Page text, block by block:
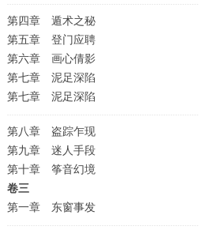
第四章 遁术之秘
第五章 登门应聘
第六章 画心倩影
第七章 泥足深陷
第七章 泥足深陷
第八章 盗踪乍现
第九章 迷人手段
第十章 筝音幻境
卷三
第一章 东窗事发